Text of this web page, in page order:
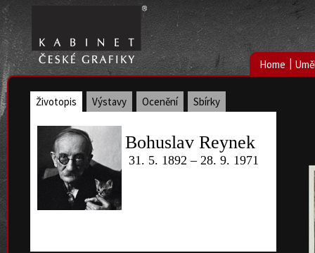
Home |
Životopis Výstavy Ocenění Sbírky
Bohuslav Reynek
31. 5. 1892 – 28. 9. 1971